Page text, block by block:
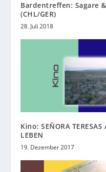
Bardentreffen: Sagare
(CHL/GER)
28. Juli 2018
Kino: SEÑORA TERESAS
LEBEN
19. Dezember 2017